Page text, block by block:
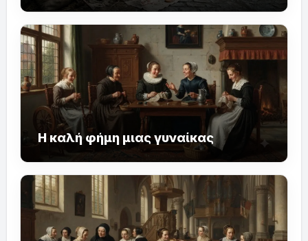
Η καλή φήμη μιας γυναίκας